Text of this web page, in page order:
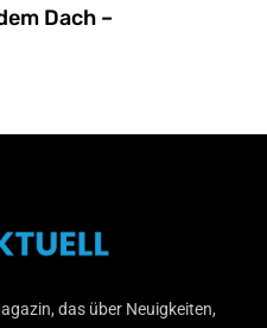
Dach –
das über Neuigkeiten,